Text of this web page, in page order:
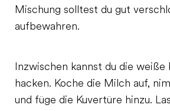
Mischung solltest du gut
aufbewahren.
Inzwischen kannst du die weiße
hacken. Koche die Milch auf,
und füge die Kuvertüre hinzu.